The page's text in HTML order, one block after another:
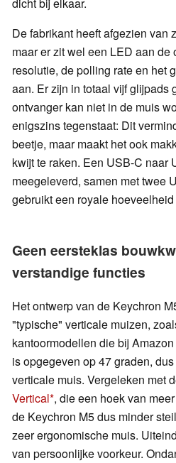
De fabrikant heeft afgezien van
maar er zit wel een LED aan de
resolutie, de polling rate en het
aan. Er zijn in totaal vijf glijpads
ontvanger kan niet in de muis
enigszins tegenstaat: Dit
beetje, maar maakt het ook
kwijt te raken. Een USB-C naar
meegeleverd, samen met twee
gebruikt een royale
Geen eersteklas
verstandige functies
Het ontwerp van de Keychron
"typische" verticale muizen,
kantoormodellen die bij
is opgegeven op 47 graden,
verticale muis. Vergeleken met
Vertical , die een hoek van
de Keychron M5 dus minder
zeer ergonomische muis.
van persoonlijke voorkeur.